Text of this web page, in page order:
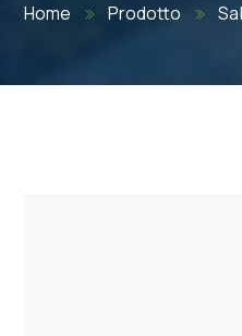
Home Prodotto